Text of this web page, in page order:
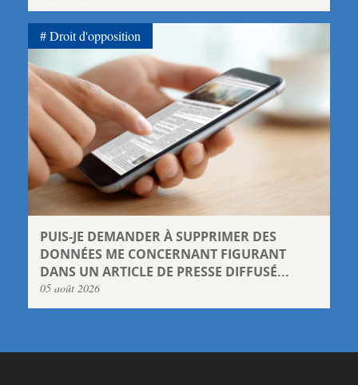
PUIS-JE DEMANDER À SUPPRIMER DES
DONNÉES ME CONCERNANT FIGURANT
DANS UN ARTICLE DE PRESSE DIFFUSÉ...
05 août 2026
Droit d'opposition